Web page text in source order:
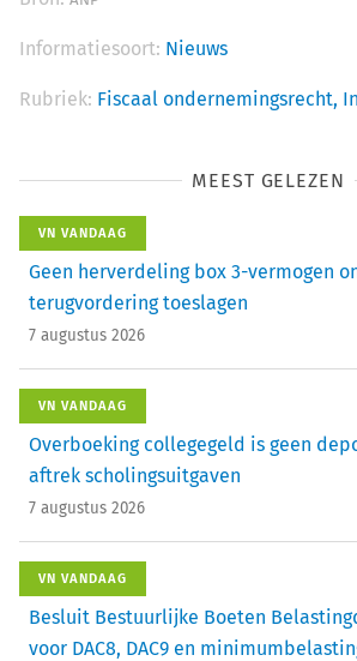
Informatiesoort: Nieuws
Rubriek: Fiscaal ondernemingsrecht,
MEEST GELEZEN
VN VANDAAG
Geen herverdeling box 3-vermogen
terugvordering toeslagen
7 augustus 2026
VN VANDAAG
Overboeking collegegeld is geen
aftrek scholingsuitgaven
7 augustus 2026
VN VANDAAG
Besluit Bestuurlijke Boeten
voor DAC8, DAC9 en